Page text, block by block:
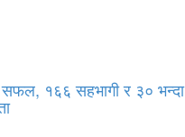
१६६ सहभागी र ३० भन्दा